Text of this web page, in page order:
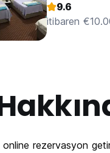
9.6
itibaren
rezervasyon